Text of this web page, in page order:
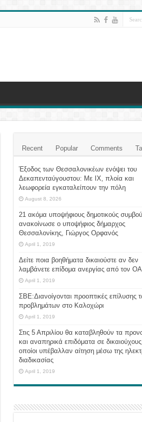
Recent Popular Comments
Έξοδος των Θεσσαλονικέων ενόψει του
Δεκαπενταύγουστου: Με ΙΧ, πλοία και
λεωφορεία εγκαταλείπουν την πόλη
August 8, 2026
21 ακόμα υποψήφιους δημοτικούς
ανακοίνωσε ο υποψήφιος δήμαρχος
Θεσσαλονίκης, Γιώργος Ορφανός
April 1, 2019
Δείτε ποια βοηθήματα δικαιούστε αν δεν
λαμβάνετε επίδομα ανεργίας από τον
April 1, 2019
ΣΒΕ:Διανοίγονται προοπτικές επίλυσης
προβλημάτων στο Καλοχώρι
April 1, 2019
Στις 5 Απριλίου θα καταβληθούν τα
και αναπηρικά επιδόματα σε δικαιούχους
οποίοι υπέβαλλαν αίτηση μέσω της
διαδικασίας
April 1, 2019